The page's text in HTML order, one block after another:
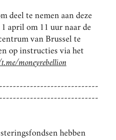
deel te nemen aan deze
april om 11 uur naar de
van Brussel te
op instructies via het
moneyrebellion
hebben